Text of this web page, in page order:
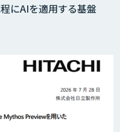
にAIを適用する基盤